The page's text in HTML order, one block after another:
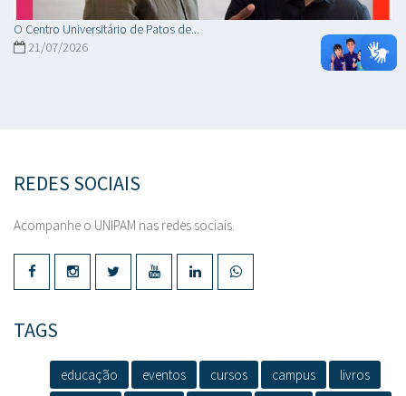
O Centro Universitário de Patos de...
21/07/2026
REDES SOCIAIS
Acompanhe o UNIPAM nas redes sociais.
TAGS
educação eventos cursos campus
livros